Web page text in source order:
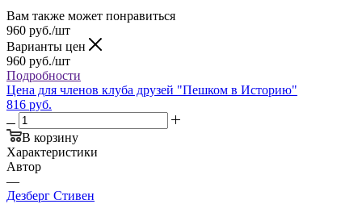
Вам также может понравиться
960 руб./шт
Варианты цен
960 руб./шт
Подробности
Цена для членов клуба друзей "Пешком в Историю"
816 руб.
В корзину
Характеристики
Автор
—
Дезберг Стивен